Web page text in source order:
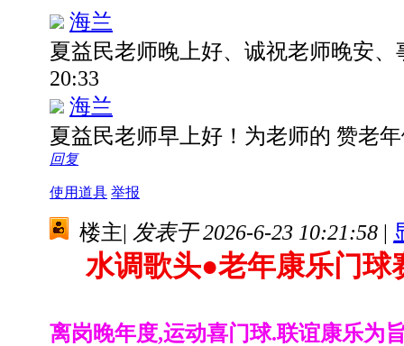
海兰
夏益民老师晚上好、诚祝老师晚安
20:33
海兰
夏益民老师早上好！为老师的 赞老
回复
使用道具 举报
楼主| 发表于 2026-6-23 10:21:58 |
水调歌头●老年康乐门球
离岗晚年度,运动喜门球.联谊康乐为